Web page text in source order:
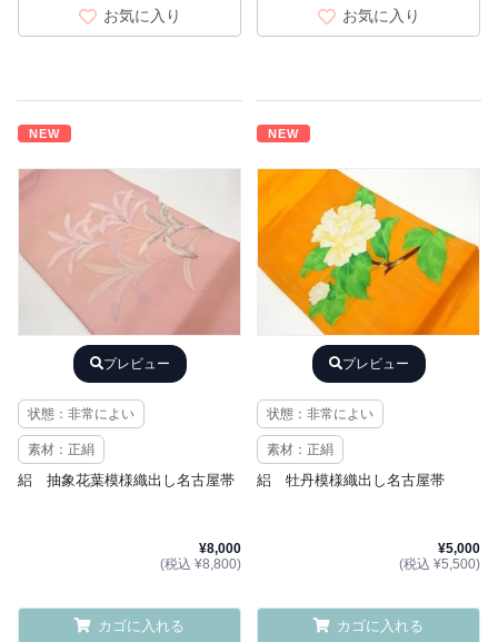
お気に入り お気に入り
NEW
プレビュー
状態：非常によい
素材：正絹
絽 抽象花葉模様織出し名古屋帯
¥8,000
(税込 ¥8,800)
カゴに入れる
NEW
プレビュー
状態：非常によい
素材：正絹
絽 牡丹模様織出し名古屋帯
¥5,000
(税込 ¥5,500)
カゴに入れる